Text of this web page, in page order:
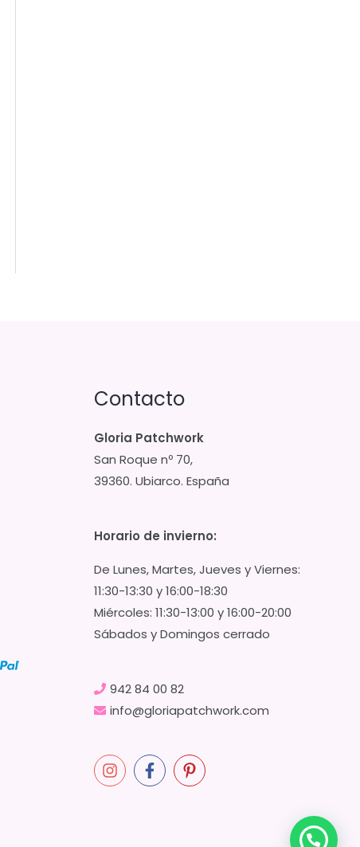
Contacto
Gloria Patchwork
San Roque nº 70,
39360. Ubiarco. España
Horario de invierno:
De Lunes, Martes, Jueves y Viernes:
11:30-13:30 y 16:00-18:30
Miércoles: 11:30-13:00 y 16:00-20:00
Sábados y Domingos cerrado
942 84 00 82
info@gloriapatchwork.com